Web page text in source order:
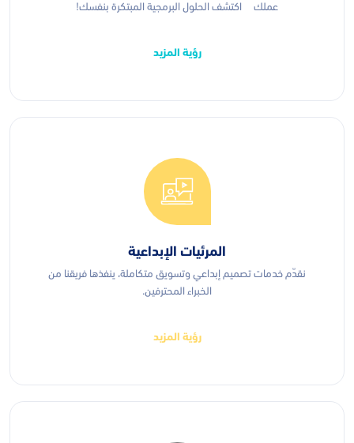
عملك اكتشف الحلول البرمجية المبتكرة بنفسك!
رؤية المزيد
المرئيات الإبداعية
نقدّم خدمات تصميم إبداعي وتسويق متكاملة، ينفذها فريقنا من
الخبراء المحترفين.
رؤية المزيد